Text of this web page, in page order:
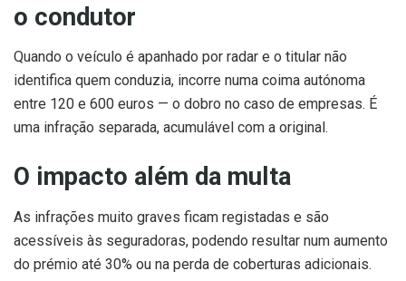
o condutor
Quando o veículo é apanhado por radar e o titular não
identifica quem conduzia, incorre numa coima autónoma
entre 120 e 600 euros — o dobro no caso de empresas. É
uma infração separada, acumulável com a original.
O impacto além da multa
As infrações muito graves ficam registadas e são
acessíveis às seguradoras, podendo resultar num aumento
do prémio até 30% ou na perda de coberturas adicionais.